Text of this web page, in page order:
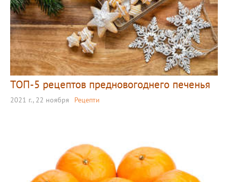
ТОП-5 рецептов предновогоднего печенья
2021 г., 22 ноября Рецепти